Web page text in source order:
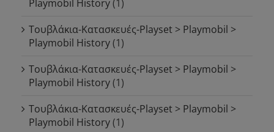
Playmobil History(1)
Τουβλάκια-Κατασκευές-Playset > Playmobil >
Playmobil History(1)
Τουβλάκια-Κατασκευές-Playset > Playmobil >
Playmobil History(1)
Τουβλάκια-Κατασκευές-Playset > Playmobil >
Playmobil History(1)